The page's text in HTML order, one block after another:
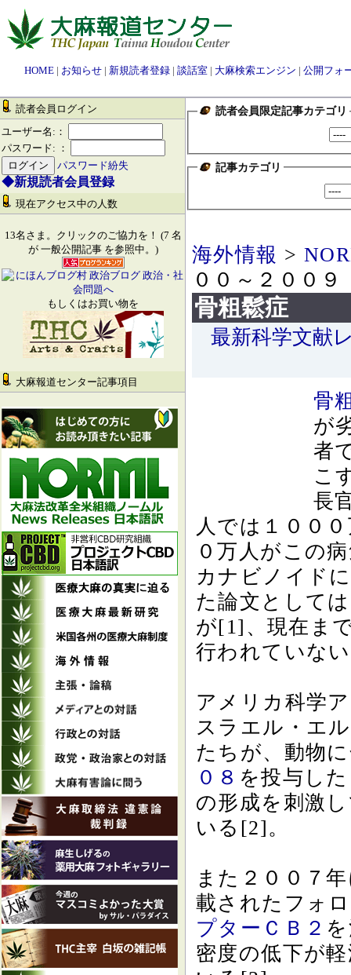
HOME | お知らせ | 新規読者登録 | 談話室 | 大麻検索エンジン | 公開フォ
読者会員ログイン
ユーザー名:：
パスワード: ：
パスワード紛失
◆新規読者会員登録
現在アクセス中の人数
13名さま。クリックのご協力を！ (7 名
が 一般公開記事 を参照中。)
もしくはお買い物を
大麻報道センター記事項目
読者会員限定記事カテゴリ
記事カテゴリ
海外情報 >
００～２００９
骨粗鬆症
最新科学文献
骨
が
者
こ
長
人では１００
０万人がこの
カナビノイド
た論文として
が[1]、現在ま
行われていな
アメリカ科学
スラエル・エ
たちが、動物
０８ を投与し
の形成を刺激
いる[2]。
また２００７
載されたフォ
プターＣＢ２
密度の低下が